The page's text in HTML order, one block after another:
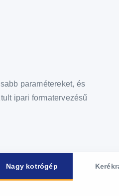
paramétereket, és
ipari formatervezésű
Nagy kotrógép